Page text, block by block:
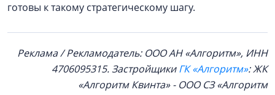
готовы к такому стратегическому шагу.
Реклама / Рекламодатель: ООО АН «Алгоритм», ИНН
4706095315. ЗастройщикиГК «Алгоритм»: ЖК
«Алгоритм Квинта» - ООО СЗ «Алгоритм